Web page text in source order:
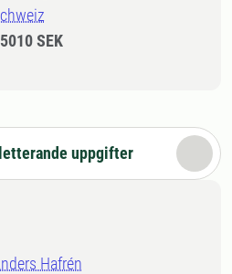
SEK
uppgifter
Hafrén